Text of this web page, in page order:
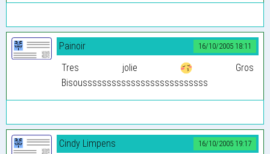
16/10/2005 18:11
Painoir
Tres jolie
Gros
Bisoussssssssssssssssssssssssss
16/10/2005 19:17
Cindy Limpens